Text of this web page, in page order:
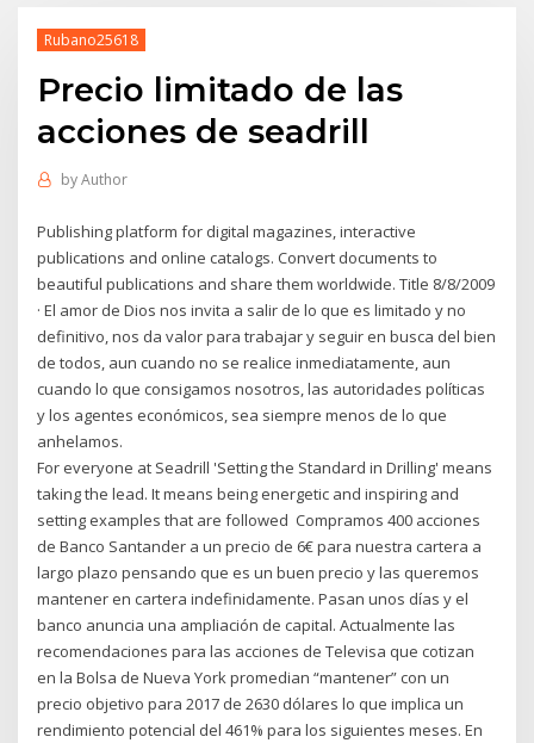
Rubano25618
Precio limitado de las
acciones de seadrill
byAuthor
Publishing platform for digital magazines, interactive
publications and online catalogs. Convert documents to
beautiful publications and share them worldwide. Title 8/8/2009
· El amor de Dios nos invita a salir de lo que es limitado y no
definitivo, nos da valor para trabajar y seguir en busca del bien
de todos, aun cuando no se realice inmediatamente, aun
cuando lo que consigamos nosotros, las autoridades políticas
y los agentes económicos, sea siempre menos de lo que
anhelamos.
For everyone at Seadrill 'Setting the Standard in Drilling' means
taking the lead. It means being energetic and inspiring and
setting examples that are followed Compramos 400 acciones
de Banco Santander a un precio de 6€ para nuestra cartera a
largo plazo pensando que es un buen precio y las queremos
mantener en cartera indefinidamente. Pasan unos días y el
banco anuncia una ampliación de capital. Actualmente las
recomendaciones para las acciones de Televisa que cotizan
en la Bolsa de Nueva York promedian “mantener” con un
precio objetivo para 2017 de 2630 dólares lo que implica un
rendimiento potencial del 461% para los siguientes meses. En